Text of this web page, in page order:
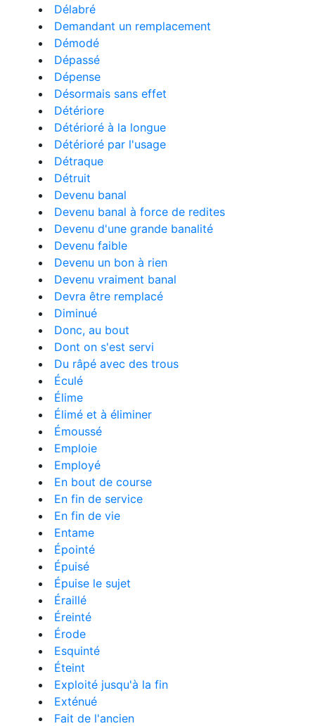
Délabré
Demandant un remplacement
Démodé
Dépassé
Dépense
Désormais sans effet
Détériore
Détérioré à la longue
Détérioré par l'usage
Détraque
Détruit
Devenu banal
Devenu banal à force de redites
Devenu d'une grande banalité
Devenu faible
Devenu un bon à rien
Devenu vraiment banal
Devra être remplacé
Diminué
Donc, au bout
Dont on s'est servi
Du râpé avec des trous
Éculé
Élime
Élimé et à éliminer
Émoussé
Emploie
Employé
En bout de course
En fin de service
En fin de vie
Entame
Épointé
Épuisé
Épuise le sujet
Éraillé
Éreinté
Érode
Esquinté
Éteint
Exploité jusqu'à la fin
Exténué
Fait de l'ancien